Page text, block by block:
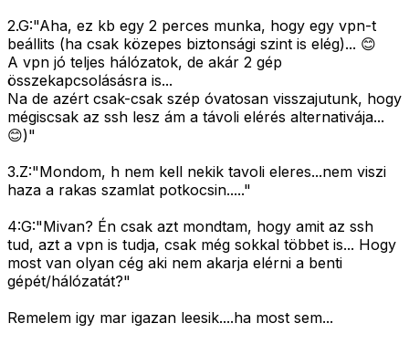
2.G:"Aha, ez kb egy 2 perces munka, hogy egy vpn-t
beállits (ha csak közepes biztonsági szint is elég)... 😊
A vpn jó teljes hálózatok, de akár 2 gép
összekapcsolásásra is...
Na de azért csak-csak szép óvatosan visszajutunk, hogy
mégiscsak az ssh lesz ám a távoli elérés alternativája...
😊)"
3.Z:"Mondom, h nem kell nekik tavoli eleres...nem viszi
haza a rakas szamlat potkocsin....."
4:G:"Mivan? Én csak azt mondtam, hogy amit az ssh
tud, azt a vpn is tudja, csak még sokkal többet is... Hogy
most van olyan cég aki nem akarja elérni a benti
gépét/hálózatát?"
Remelem igy mar igazan leesik....ha most sem...